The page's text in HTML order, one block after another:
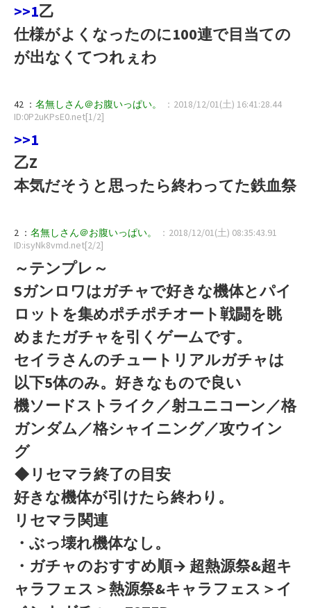
>>1乙
仕様がよくなったのに100連で目当ての
が出なくてつれぇわ
42 ： 名無しさん＠お腹いっぱい。
：2018/12/01(土) 16:41:28.44
ID:0P2uKPsE0.net[1/2]
>>1
乙Z
本気だそうと思ったら終わってた鉄血祭
2 ： 名無しさん＠お腹いっぱい。
：2018/12/01(土) 08:35:43.91
ID:isyNk8vmd.net[2/2]
～テンプレ～
Sガンロワはガチャで好きな機体とパイ
ロットを集めポチポチオート戦闘を眺
めまたガチャを引くゲームです。
セイラさんのチュートリアルガチャは
以下5体のみ。好きなもので良い
機ソードストライク／射ユニコーン／格
ガンダム／格シャイニング／攻ウイン
グ
◆リセマラ終了の目安
好きな機体が引けたら終わり。
リセマラ関連
・ぶっ壊れ機体なし。
・ガチャのおすすめ順→ 超熱源祭&超キ
ャラフェス＞熱源祭&キャラフェス＞イ